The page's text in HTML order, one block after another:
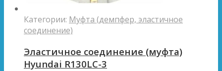
Категории: Муфта (демпфер, эластичное
соединение)
Эластичное соединение (муфта)
Hyundai R130LC-3